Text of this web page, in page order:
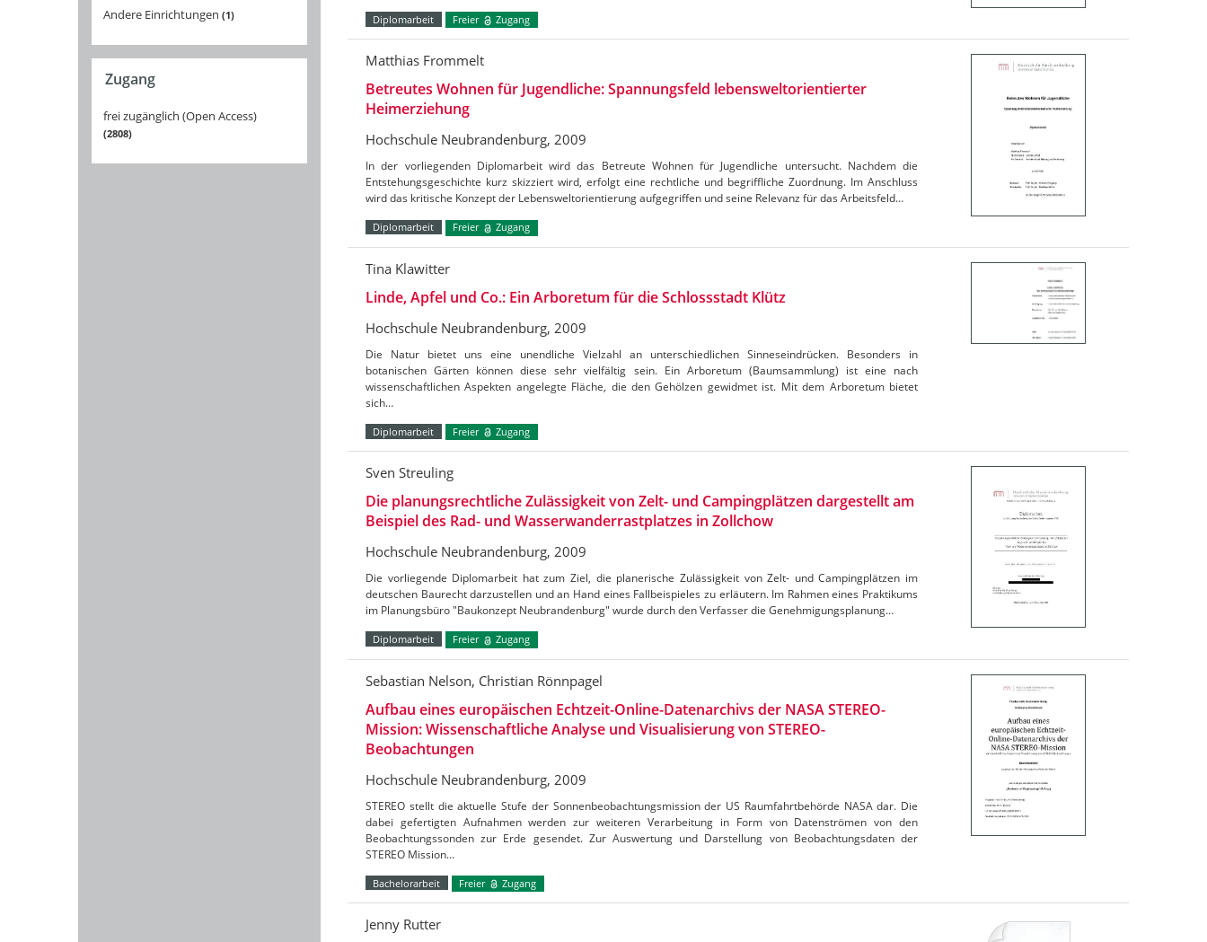
Andere Einrichtungen 1
Zugang
frei zugänglich (Open Access)
2808
Diplomarbeit Freier Zugang
Matthias Frommelt
Betreutes Wohnen für Jugendliche: Spannungsfeld lebensweltorientierter
Heimerziehung
Hochschule Neubrandenburg, 2009
In der vorliegenden Diplomarbeit wird das Betreute Wohnen für Jugendliche untersucht. Nachdem die
Entstehungsgeschichte kurz skizziert wird, erfolgt eine rechtliche und begriffliche Zuordnung. Im Anschluss
wird das kritische Konzept der Lebensweltorientierung aufgegriffen und seine Relevanz für das Arbeitsfeld…
Diplomarbeit Freier Zugang
Tina Klawitter
Linde, Apfel und Co.: Ein Arboretum für die Schlossstadt Klütz
Hochschule Neubrandenburg, 2009
Die Natur bietet uns eine unendliche Vielzahl an unterschiedlichen Sinneseindrücken. Besonders in
botanischen Gärten können diese sehr vielfältig sein. Ein Arboretum (Baumsammlung) ist eine nach
wissenschaftlichen Aspekten angelegte Fläche, die den Gehölzen gewidmet ist. Mit dem Arboretum bietet
sich…
Diplomarbeit Freier Zugang
Sven Streuling
Die planungsrechtliche Zulässigkeit von Zelt- und Campingplätzen dargestellt am
Beispiel des Rad- und Wasserwanderrastplatzes in Zollchow
Hochschule Neubrandenburg, 2009
Die vorliegende Diplomarbeit hat zum Ziel, die planerische Zulässigkeit von Zelt- und Campingplätzen im
deutschen Baurecht darzustellen und an Hand eines Fallbeispieles zu erläutern. Im Rahmen eines Praktikums
im Planungsbüro "Baukonzept Neubrandenburg" wurde durch den Verfasser die Genehmigungsplanung…
Diplomarbeit Freier Zugang
Sebastian Nelson, Christian Rönnpagel
Aufbau eines europäischen Echtzeit-Online-Datenarchivs der NASA STEREO-
Mission: Wissenschaftliche Analyse und Visualisierung von STEREO-
Beobachtungen
Hochschule Neubrandenburg, 2009
STEREO stellt die aktuelle Stufe der Sonnenbeobachtungsmission der US Raumfahrtbehörde NASA dar. Die
dabei gefertigten Aufnahmen werden zur weiteren Verarbeitung in Form von Datenströmen von den
Beobachtungssonden zur Erde gesendet. Zur Auswertung und Darstellung von Beobachtungsdaten der
STEREO Mission…
Bachelorarbeit Freier Zugang
Jenny Rutter